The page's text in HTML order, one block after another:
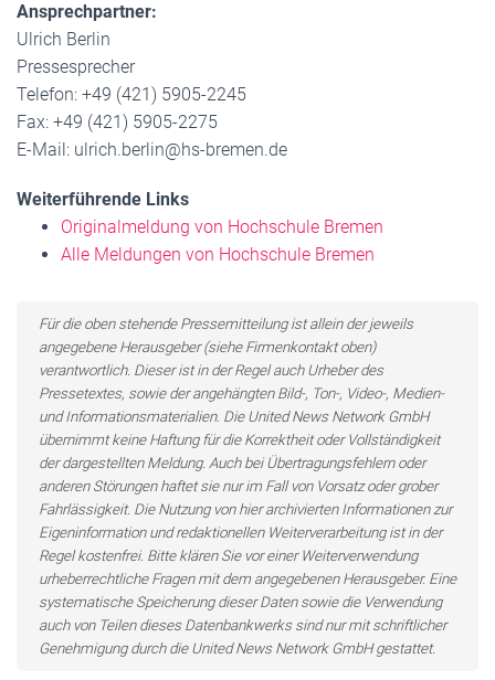
Ansprechpartner:
Ulrich Berlin
Pressesprecher
Telefon: +49 (421) 5905-2245
Fax: +49 (421) 5905-2275
E-Mail: ulrich.berlin@hs-bremen.de
Weiterführende Links
Originalmeldung von Hochschule Bremen
Alle Meldungen von Hochschule Bremen
Für die oben stehende Pressemitteilung ist allein der jeweils
angegebene Herausgeber (siehe Firmenkontakt oben)
verantwortlich. Dieser ist in der Regel auch Urheber des
Pressetextes, sowie der angehängten Bild-, Ton-, Video-, Medien-
und Informationsmaterialien. Die United News Network GmbH
übernimmt keine Haftung für die Korrektheit oder Vollständigkeit
der dargestellten Meldung. Auch bei Übertragungsfehlern oder
anderen Störungen haftet sie nur im Fall von Vorsatz oder grober
Fahrlässigkeit. Die Nutzung von hier archivierten Informationen zur
Eigeninformation und redaktionellen Weiterverarbeitung ist in der
Regel kostenfrei. Bitte klären Sie vor einer Weiterverwendung
urheberrechtliche Fragen mit dem angegebenen Herausgeber. Eine
systematische Speicherung dieser Daten sowie die Verwendung
auch von Teilen dieses Datenbankwerks sind nur mit schriftlicher
Genehmigung durch die United News Network GmbH gestattet.